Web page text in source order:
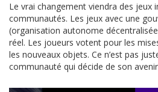
Le vrai changement viendra des jeux
communautés. Les jeux avec une
(organisation autonome
réel. Les joueurs votent pour les
les nouveaux objets. Ce n’est pas
communauté qui décide de son